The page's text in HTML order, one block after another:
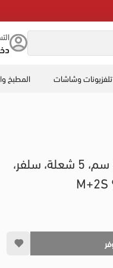
تلفزيونات وشاشات المطبخ
بوتاجاز كريازي، 90×60 سم، 5 شعلة، سلفر،